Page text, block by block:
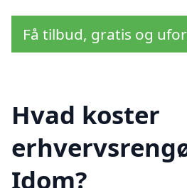
Få tilbud, gratis og
Hvad koster
Idom?